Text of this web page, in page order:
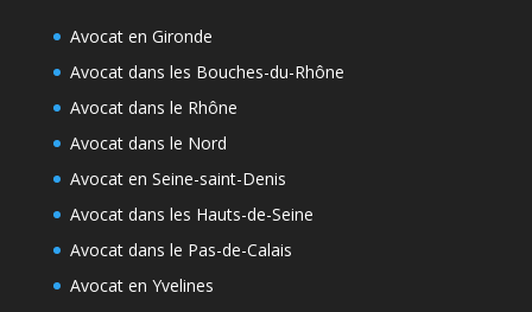
Avocat en Gironde
Avocat dans les Bouches-du-Rhône
Avocat dans le Rhône
Avocat dans le Nord
Avocat en Seine-saint-Denis
Avocat dans les Hauts-de-Seine
Avocat dans le Pas-de-Calais
Avocat en Yvelines